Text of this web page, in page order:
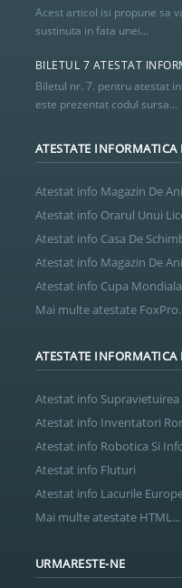
Acest articol isi propune sa
sustinuta in fata unei...
BILETUL 7 ATESTAT
Biletul nr. 7. pentru atestat
este prezentat codul sursa...
ATESTATE INFORMATICA
Atestat info Magazin De
Atestat info Orarul Unui
Atestat info Casa De
Atestat info Magazin De
Atestat info Cupa Mondiala
Mai multe atestate
ATESTATE
Atestat info Supravietuirea
Atestat info Inventatori
Atestat info Robotica Si
Atestat info Fluturi
Atestat info Lacurile
Mai multe atestate HTML...
URMARESTE-NE